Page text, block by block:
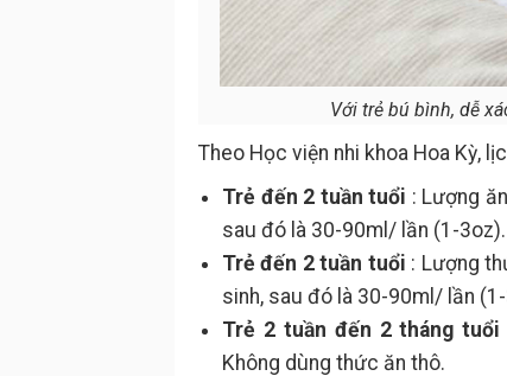
Với trẻ bú bình, dễ
Theo Học viện nhi khoa Hoa Kỳ,
Trẻ đến 2 tuần tuổi : Lượng
sau đó là 30-90ml/ lần (1-
Trẻ đến 2 tuần tuổi : Lượng
sinh, sau đó là 30-90ml/ lần
Trẻ 2 tuần đến 2 tháng tuổi
Không dùng thức ăn thô.